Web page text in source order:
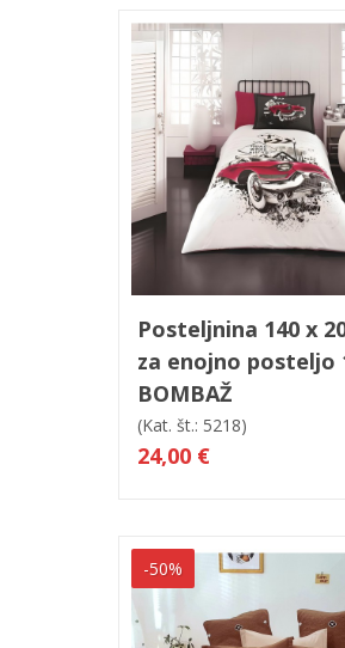
V košarico Hitri
Posteljnina 140 x
za enojno posteljo
BOMBAŽ
(Kat. št.: 5218)
24,00 €
-50%